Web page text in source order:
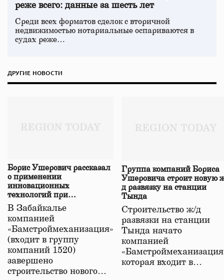
реже всего: данные за шесть лет
Среди всех форматов сделок с вторичной
недвижимостью нотариальные оспариваются в
судах реже…
ДРУГИЕ НОВОСТИ
Борис Ушерович рассказал
о применении
инновационных
технологий при
строительстве нового моста
в Забайкалье
В Забайкалье
компанией
«Бамстроймеханизация»
(входит в группу
компаний 1520)
завершено
строительство нового…
Группа компаний Бориса
Ушеровича строит новую
д развязку на станции
Тында
Строительство ж/д
развязки на станции
Тында начато
компанией
которая входит в…